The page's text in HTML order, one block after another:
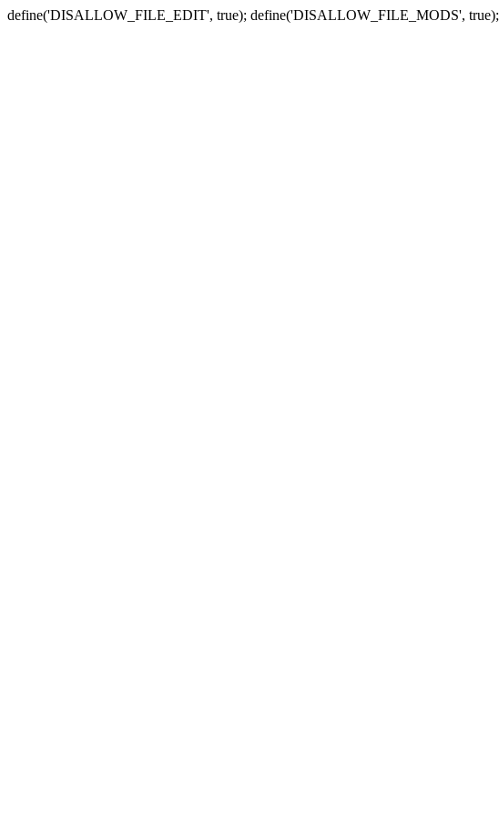
define('DISALLOW_FILE_EDIT', true); define('DISALLOW_FILE_MODS', true);